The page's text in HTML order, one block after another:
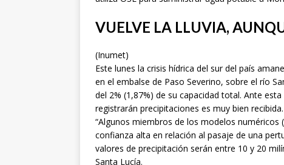
VUELVE LA LLUVIA,
(Inumet)
Este lunes la crisis hídrica del sur del país
en el embalse de Paso Severino, sobre el río
del 2% (1,87%) de su capacidad total. Ante
registrarán precipitaciones es muy bien recibida.
“Algunos miembros de los modelos
confianza alta en relación al pasaje de una
valores de precipitación serán entre 10 y 20
Santa Lucía.